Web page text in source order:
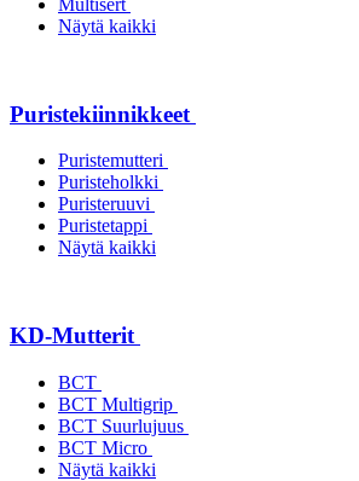
Näytä kaikki
Puristekiinnikkeet
Puristemutteri
Puristeholkki
Puristeruuvi
Puristetappi
Näytä kaikki
KD-Mutterit
BCT
BCT Multigrip
BCT Suurlujuus
BCT Micro
Näytä kaikki